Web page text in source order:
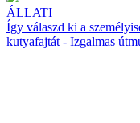
ÁLLATI
Így válaszd ki a
kutyafajtát - Izgalmas